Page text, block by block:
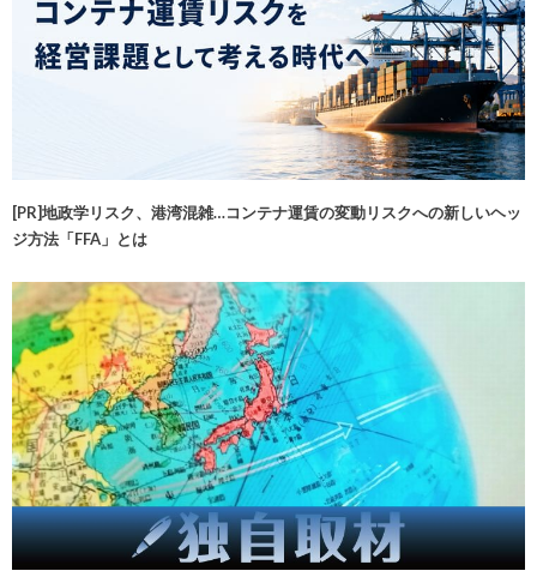
[PR]地政学リスク、港湾混雑…コンテナ運賃の変動リスクへの新しいヘッ
ジ方法「FFA」とは